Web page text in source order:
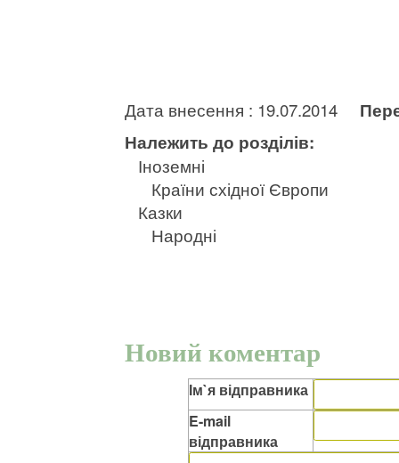
Дата внесення : 19.07.2014
Належить до розділів:
Іноземні
Країни східної Європи
Казки
Народні
Новий коментар
Ім`я відправника
E-mail
відправника